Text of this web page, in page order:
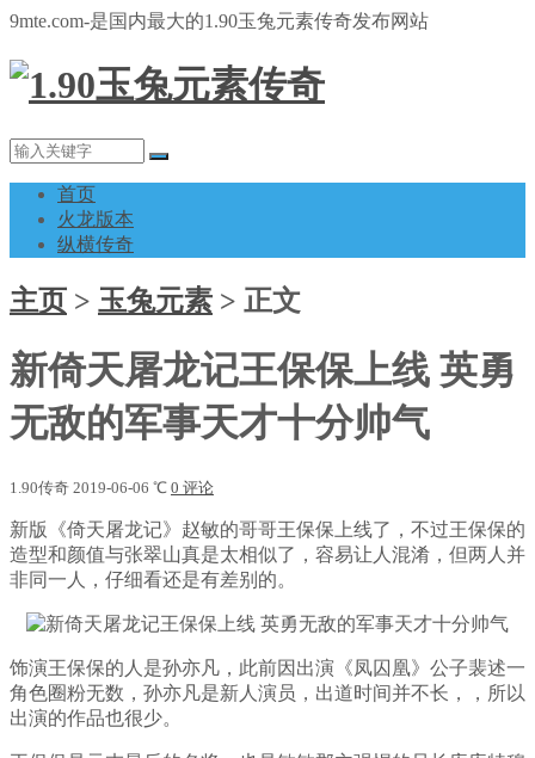
9mte.com-是国内最大的1.90玉兔元素传奇发布网站
首页
火龙版本
纵横传奇
主页 > 玉兔元素 > 正文
新倚天屠龙记王保保上线 英勇
无敌的军事天才十分帅气
1.90传奇 2019-06-06 ℃ 0 评论
新版《倚天屠龙记》赵敏的哥哥王保保上线了，不过王保保的
造型和颜值与张翠山真是太相似了，容易让人混淆，但两人并
非同一人，仔细看还是有差别的。
饰演王保保的人是孙亦凡，此前因出演《凤囚凰》公子裴述一
角色圈粉无数，孙亦凡是新人演员，出道时间并不长，，所以
出演的作品也很少。